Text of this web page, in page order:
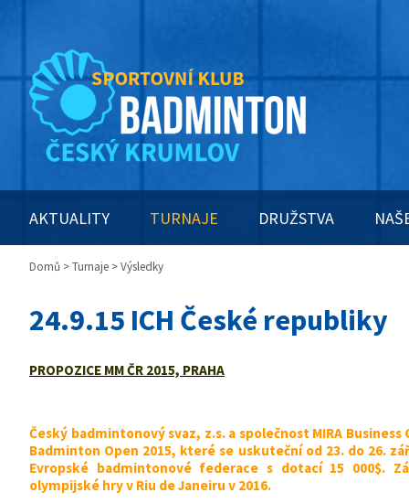
AKTUALITY TURNAJE DRUŽSTVA
Domů >Turnaje > Výsledky
24.9.15 ICH České republiky
PROPOZICE MM ČR 2015, PRAHA
Český badmintonový svaz, z.s. a společnost MIRA
Badminton Open 2015, které se uskuteční od 23. do 26.
Evropské badmintonové federace s dotací 15 000$.
olympijské hry v Riu de Janeiru v 2016.